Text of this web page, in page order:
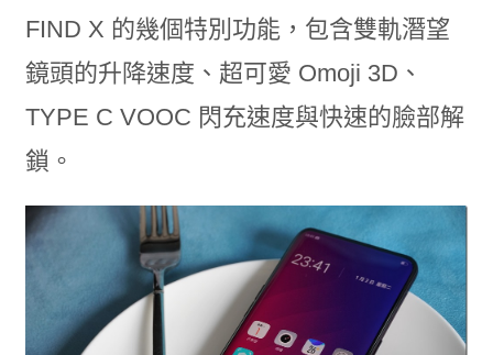
FIND X 的幾個特別功能，包含雙軌潛望
鏡頭的升降速度、超可愛 Omoji 3D、
TYPE C VOOC 閃充速度與快速的臉部解
鎖。